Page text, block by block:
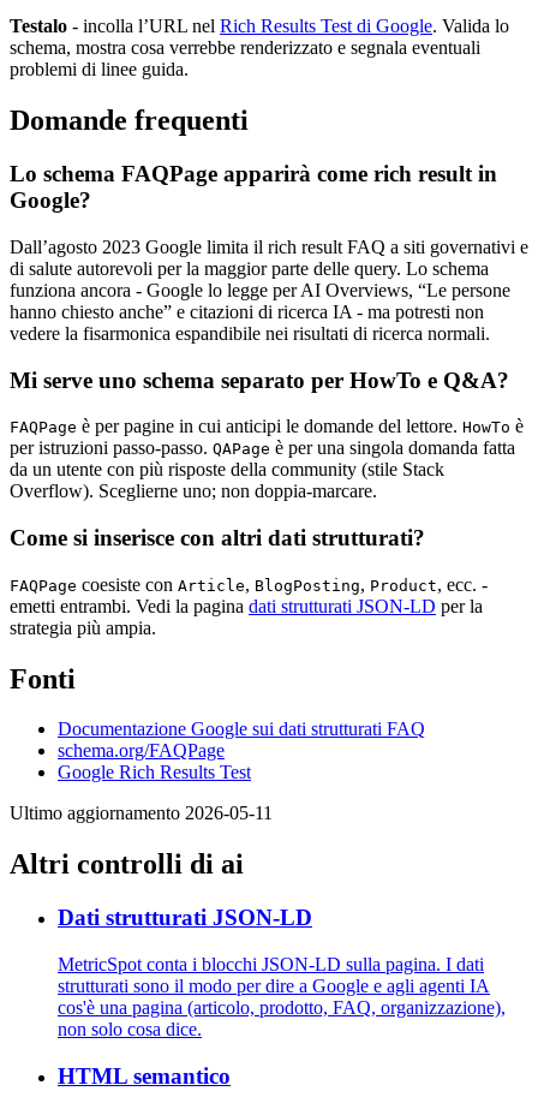
Testalo - incolla l’URL nel Rich Results Test di Google. Valida lo
schema, mostra cosa verrebbe renderizzato e segnala eventuali
problemi di linee guida.
Domande frequenti
Lo schema FAQPage apparirà come rich result in
Google?
Dall’agosto 2023 Google limita il rich result FAQ a siti governativi e
di salute autorevoli per la maggior parte delle query. Lo schema
funziona ancora - Google lo legge per AI Overviews, “Le persone
hanno chiesto anche” e citazioni di ricerca IA - ma potresti non
vedere la fisarmonica espandibile nei risultati di ricerca normali.
Mi serve uno schema separato per HowTo e Q&A?
FAQPage è per pagine in cui anticipi le domande del lettore. HowTo è
per istruzioni passo-passo. QAPage è per una singola domanda fatta
da un utente con più risposte della community (stile Stack
Overflow). Sceglierne uno; non doppia-marcare.
Come si inserisce con altri dati strutturati?
FAQPage coesiste con Article, BlogPosting, Product, ecc. -
emetti entrambi. Vedi la pagina dati strutturati JSON-LD per la
strategia più ampia.
Fonti
Documentazione Google sui dati strutturati FAQ
schema.org/FAQPage
Google Rich Results Test
Ultimo aggiornamento 2026-05-11
Altri controlli di ai
Dati strutturati JSON-LD
MetricSpot conta i blocchi JSON-LD sulla pagina. I dati
strutturati sono il modo per dire a Google e agli agenti IA
cos'è una pagina (articolo, prodotto, FAQ, organizzazione),
non solo cosa dice.
HTML semantico